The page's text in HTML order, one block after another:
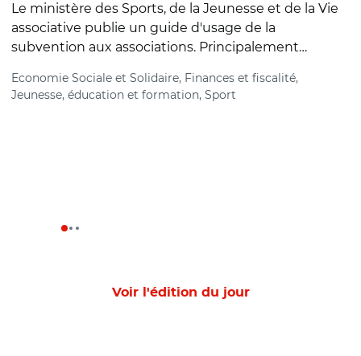
Le ministère des Sports, de la Jeunesse et de la Vie
associative publie un guide d'usage de la
subvention aux associations. Principalement…
Economie Sociale et Solidaire, Finances et fiscalité,
Jeunesse, éducation et formation, Sport
Voir l'édition du jour